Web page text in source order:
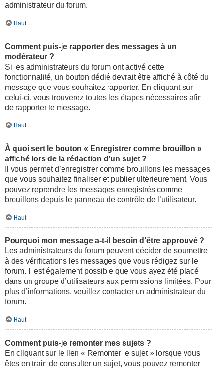
administrateur du forum.
Haut
Comment puis-je rapporter des messages à un
modérateur ?
Si les administrateurs du forum ont activé cette
fonctionnalité, un bouton dédié devrait être affiché à côté du
message que vous souhaitez rapporter. En cliquant sur
celui-ci, vous trouverez toutes les étapes nécessaires afin
de rapporter le message.
Haut
À quoi sert le bouton « Enregistrer comme brouillon »
affiché lors de la rédaction d’un sujet ?
Il vous permet d’enregistrer comme brouillons les messages
que vous souhaitez finaliser et publier ultérieurement. Vous
pouvez reprendre les messages enregistrés comme
brouillons depuis le panneau de contrôle de l’utilisateur.
Haut
Pourquoi mon message a-t-il besoin d’être approuvé ?
Les administrateurs du forum peuvent décider de soumettre
à des vérifications les messages que vous rédigez sur le
forum. Il est également possible que vous ayez été placé
dans un groupe d’utilisateurs aux permissions limitées. Pour
plus d’informations, veuillez contacter un administrateur du
forum.
Haut
Comment puis-je remonter mes sujets ?
En cliquant sur le lien « Remonter le sujet » lorsque vous
êtes en train de consulter un sujet, vous pouvez remonter